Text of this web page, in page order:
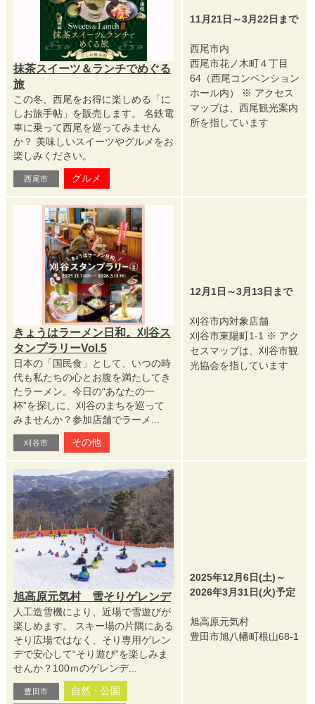
抹茶スイーツ＆ランチでめぐる
旅
この冬、西尾をお得に楽しめる「に
しお旅手帖」を販売します。 名鉄電
車に乗って西尾を巡ってみません
か？ 美味しいスイーツやグルメをお
楽しみください。
西尾市 グルメ
11月21日～3月22日まで
西尾市内
西尾市花ノ木町４丁目
64（西尾コンベンション
ホール内） ※ アクセス
マップは、西尾観光案内
所を指しています
きょうはラーメン日和。刈谷ス
タンプラリーVol.5
日本の「国民食」として、いつの時
代も私たちの心とお腹を満たしてき
たラーメン。今日の“あなたの一
杯”を探しに、刈谷のまちを巡って
みませんか？参加店舗でラーメ...
刈谷市 その他
12月1日～3月13日まで
刈谷市内対象店舗
刈谷市東陽町1-1 ※ アク
セスマップは、刈谷市観
光協会を指しています
旭高原元気村 雪そりゲレンデ
人工造雪機により、近場で雪遊びが
楽しめます。 スキー場の片隅にある
そり広場ではなく、そり専用ゲレン
デで安心して“そり遊び”を楽しみま
せんか？100ｍのゲレンデ...
豊田市
自然・公園
2025年12月6日(土)～
2026年3月31日(火)予定
旭高原元気村
豊田市旭八幡町根山68-1